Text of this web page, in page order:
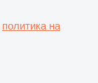
политика на